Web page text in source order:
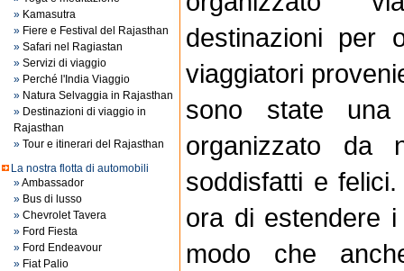
» Kamasutra
» Fiere e Festival del Rajasthan
» Safari nel Ragiastan
» Servizi di viaggio
» Perché l'India Viaggio
» Natura Selvaggia in Rajasthan
» Destinazioni di viaggio in
Rajasthan
» Tour e itinerari del Rajasthan
La nostra flotta di automobili
»Ambassador
» Bus di lusso
» Chevrolet Tavera
» Ford Fiesta
» Ford Endeavour
» Fiat Palio
destinazioni per
viaggiatori
sono state
organizzato da
soddisfatti e
ora di estendere
modo che